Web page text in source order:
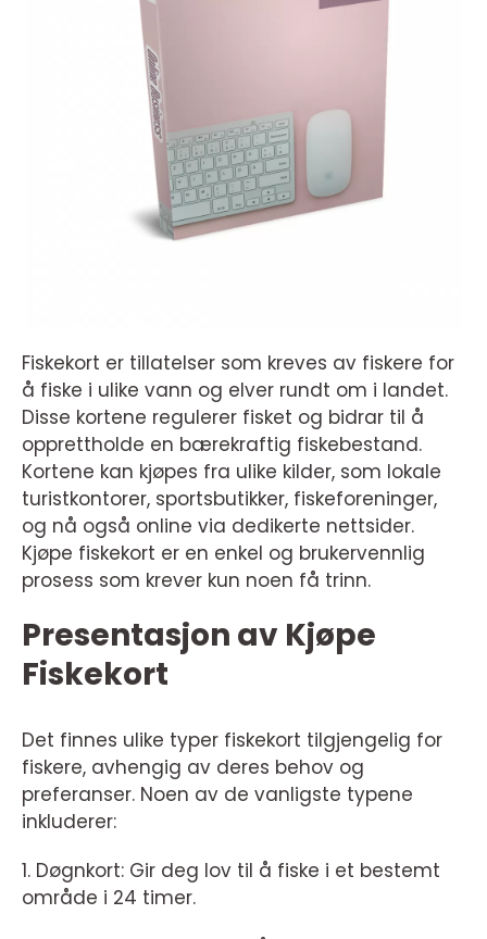
Fiskekort er tillatelser som kreves av fiskere for
å fiske i ulike vann og elver rundt om i landet.
Disse kortene regulerer fisket og bidrar til å
opprettholde en bærekraftig fiskebestand.
Kortene kan kjøpes fra ulike kilder, som lokale
turistkontorer, sportsbutikker, fiskeforeninger,
og nå også online via dedikerte nettsider.
Kjøpe fiskekort er en enkel og brukervennlig
prosess som krever kun noen få trinn.
Presentasjon av Kjøpe
Fiskekort
Det finnes ulike typer fiskekort tilgjengelig for
fiskere, avhengig av deres behov og
preferanser. Noen av de vanligste typene
inkluderer:
1. Døgnkort: Gir deg lov til å fiske i et bestemt
område i 24 timer.